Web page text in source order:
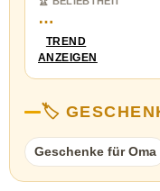
…
TREND
ANZEIGEN
🏷️
Geschenke für Oma